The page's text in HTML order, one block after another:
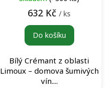
632 Kč / ks
Do košíku
Bílý Crémant z oblasti
Limoux – domova šumivých
vín....